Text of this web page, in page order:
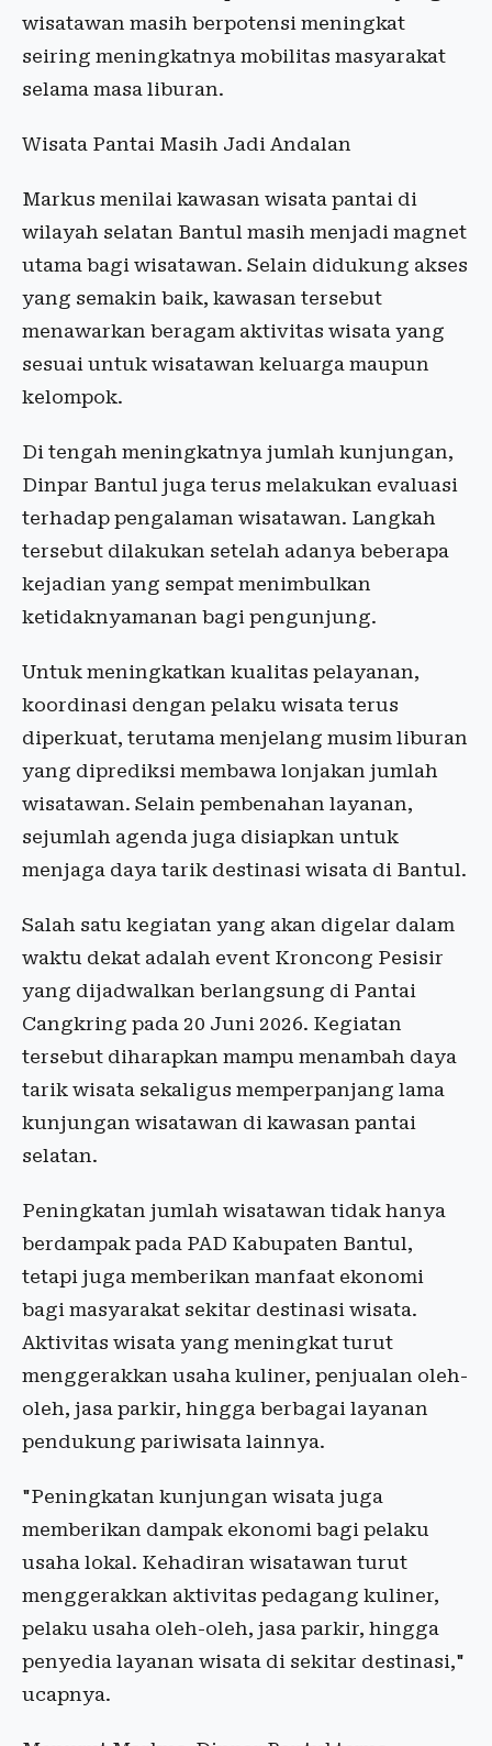
wisatawan masih berpotensi meningkat
seiring meningkatnya mobilitas masyarakat
selama masa liburan.
Wisata Pantai Masih Jadi Andalan
Markus menilai kawasan wisata pantai di
wilayah selatan Bantul masih menjadi magnet
utama bagi wisatawan. Selain didukung akses
yang semakin baik, kawasan tersebut
menawarkan beragam aktivitas wisata yang
sesuai untuk wisatawan keluarga maupun
kelompok.
Di tengah meningkatnya jumlah kunjungan,
Dinpar Bantul juga terus melakukan evaluasi
terhadap pengalaman wisatawan. Langkah
tersebut dilakukan setelah adanya beberapa
kejadian yang sempat menimbulkan
ketidaknyamanan bagi pengunjung.
Untuk meningkatkan kualitas pelayanan,
koordinasi dengan pelaku wisata terus
diperkuat, terutama menjelang musim liburan
yang diprediksi membawa lonjakan jumlah
wisatawan. Selain pembenahan layanan,
sejumlah agenda juga disiapkan untuk
menjaga daya tarik destinasi wisata di Bantul.
Salah satu kegiatan yang akan digelar dalam
waktu dekat adalah event Kroncong Pesisir
yang dijadwalkan berlangsung di Pantai
Cangkring pada 20 Juni 2026. Kegiatan
tersebut diharapkan mampu menambah daya
tarik wisata sekaligus memperpanjang lama
kunjungan wisatawan di kawasan pantai
selatan.
Peningkatan jumlah wisatawan tidak hanya
berdampak pada PAD Kabupaten Bantul,
tetapi juga memberikan manfaat ekonomi
bagi masyarakat sekitar destinasi wisata.
Aktivitas wisata yang meningkat turut
menggerakkan usaha kuliner, penjualan oleh-
oleh, jasa parkir, hingga berbagai layanan
pendukung pariwisata lainnya.
"Peningkatan kunjungan wisata juga
memberikan dampak ekonomi bagi pelaku
usaha lokal. Kehadiran wisatawan turut
menggerakkan aktivitas pedagang kuliner,
pelaku usaha oleh-oleh, jasa parkir, hingga
penyedia layanan wisata di sekitar destinasi,"
ucapnya.